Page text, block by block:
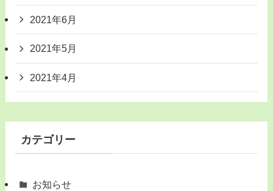
2021年6月
2021年5月
2021年4月
カテゴリー
お知らせ